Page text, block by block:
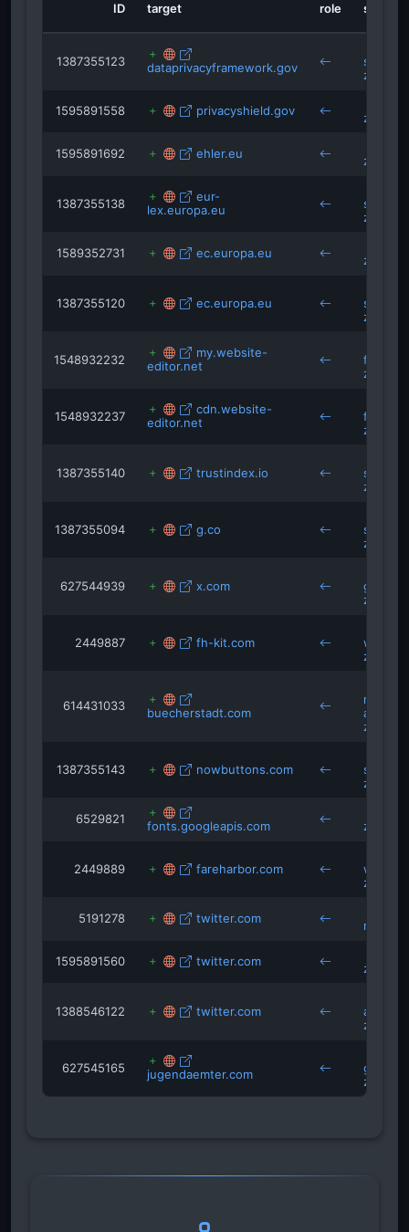
ID target role source
1387355123 dataprivacyframework.gov
1595891558 privacyshield.gov
1595891692 ehler.eu
1387355138
eur-
lex.europa.eu
1589352731 ec.europa.eu
1387355120 ec.europa.eu
1548932232
my.website-
editor.net
1548932237
cdn.website-
editor.net
1387355140 trustindex.io
1387355094 g.co
627544939 x.com
2449887 fh-kit.com
614431033 buecherstadt.com
1387355143 nowbuttons.com
6529821 fonts.googleapis.com
2449889 fareharbor.com
5191278 twitter.com
1595891560 twitter.com
1388546122 twitter.com
627545165 jugendaemter.com